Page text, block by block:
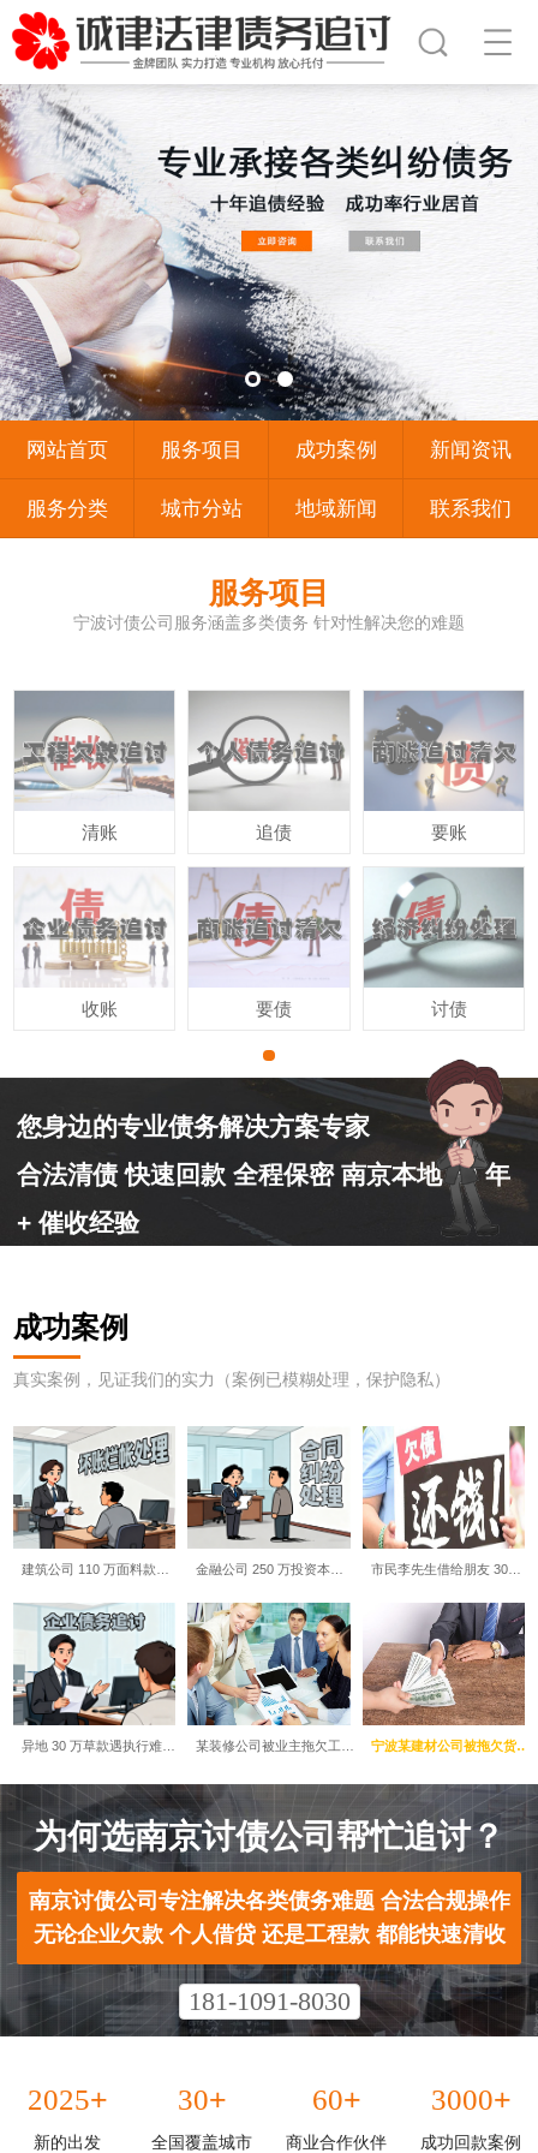
网站首页 服务项目 成功案例 新闻资讯
服务分类 城市分站 地域新闻 联系我们
服务项目
宁波讨债公司服务涵盖多类债务 针对性解决您的难题
清账
收账
追债
要债
要账
讨债
您身边的专业债务解决方案专家
合法清债 快速回款 全程保密 南京本地 10 年
+ 催收经验
成功案例
真实案例，见证我们的实力（案例已模糊处理，保护隐私）
建筑公司 110 万面料款…
异地 30 万草款遇执行难…
金融公司 250 万投资本…
某装修公司被业主拖欠工…
市民李先生借给朋友 30…
宁波某建材公司被拖欠货…
为何选南京讨债公司帮忙追讨？​
南京讨债公司专注解决各类债务难题 合法合规操作
无论企业欠款 个人借贷 还是工程款 都能快速清收
181-1091-8030
2025+
新的出发
30+
全国覆盖城市
60+
商业合作伙伴
3000+
成功回款案例